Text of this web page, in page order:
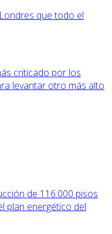
que todo el
criticado por los
levantar otro más alto
de 116.000 pisos
plan energético del